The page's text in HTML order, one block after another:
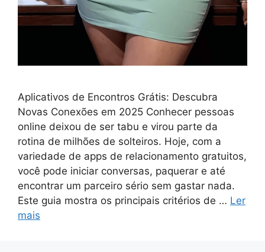
Aplicativos de Encontros Grátis: Descubra
Novas Conexões em 2025 Conhecer pessoas
online deixou de ser tabu e virou parte da
rotina de milhões de solteiros. Hoje, com a
variedade de apps de relacionamento gratuitos,
você pode iniciar conversas, paquerar e até
encontrar um parceiro sério sem gastar nada.
Este guia mostra os principais critérios de … Ler
mais